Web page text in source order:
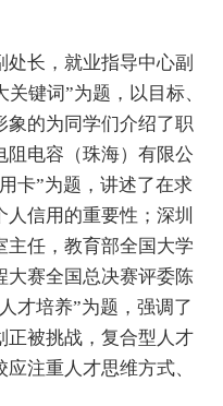
长，就业指导中心副
键词”为题，以目标、
象的为同学们介绍了职
阻电容（珠海）有限公
卡”为题，讲述了在求
信用的重要性；深圳
主任，教育部全国大学
大赛全国总决赛评委陈
才培养”为题，强调了
正被挑战，复合型人才
注重人才思维方式、